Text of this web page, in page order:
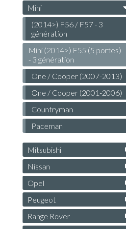
Mini
(2014>) F56 / F57 - 3
génération
Mini (2014>) F55 (5 portes)
- 3 génération
One / Cooper (2007-2013)
One / Cooper (2001-2006)
Countryman
Paceman
Mitsubishi
Nissan
Opel
Peugeot
Range Rover